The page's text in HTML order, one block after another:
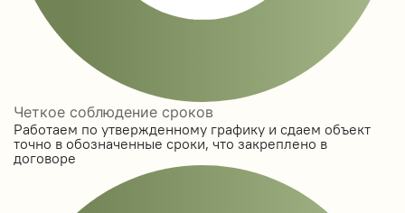
Четкое соблюдение сроков
Работаем по утвержденному графику и сдаем объект
точно в обозначенные сроки, что закреплено в
договоре